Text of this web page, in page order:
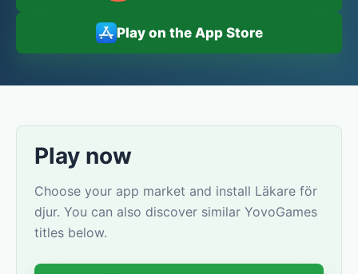
Play on the App Store
Play now
Choose your app market and install Läkare för
djur. You can also discover similar YovoGames
titles below.